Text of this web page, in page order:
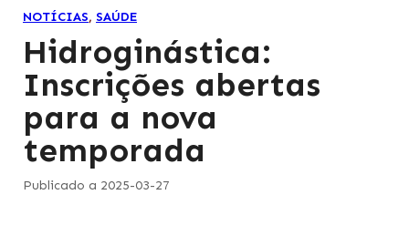
NOTÍCIAS, SAÚDE
Hidroginástica:
Inscrições abertas
para a nova
temporada
Publicado a 2025-03-27